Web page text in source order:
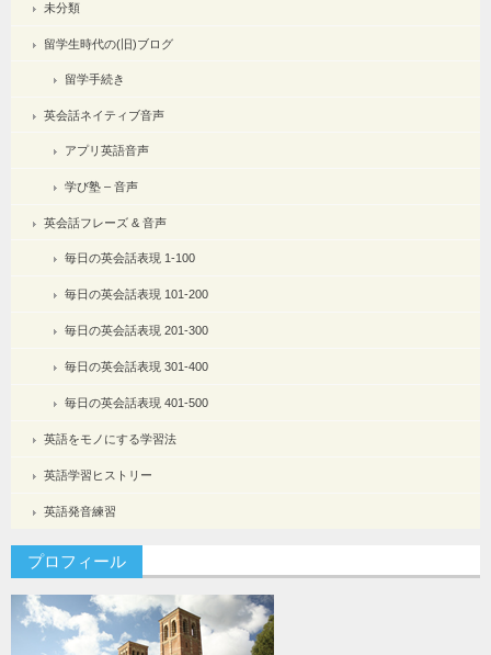
未分類
留学生時代の(旧)ブログ
留学手続き
英会話ネイティブ音声
アプリ英語音声
学び塾 – 音声
英会話フレーズ & 音声
毎日の英会話表現 1-100
毎日の英会話表現 101-200
毎日の英会話表現 201-300
毎日の英会話表現 301-400
毎日の英会話表現 401-500
英語をモノにする学習法
英語学習ヒストリー
英語発音練習
プロフィール